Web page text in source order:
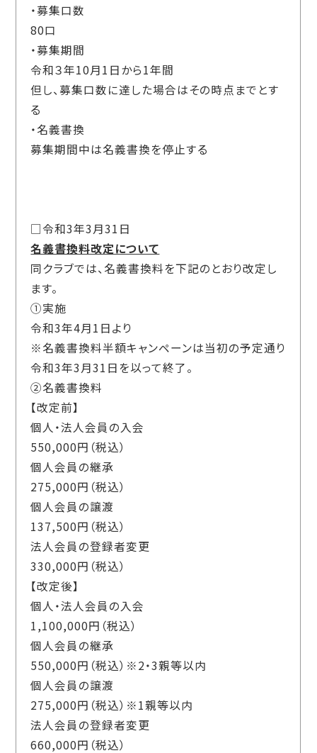
・募集口数
80口
・募集期間
令和３年10月1日から1年間
但し、募集口数に達した場合はその時点までとす
る
・名義書換
募集期間中は名義書換を停止する
□令和3年3月31日
名義書換料改定について
同クラブでは、名義書換料を下記のとおり改定し
ます。
①実施
令和3年4月1日より
※名義書換料半額キャンペーンは当初の予定通り
令和3年3月31日を以って終了。
②名義書換料
【改定前】
個人・法人会員の入会
550,000円（税込）
個人会員の継承
275,000円（税込）
個人会員の譲渡
137,500円（税込）
法人会員の登録者変更
330,000円（税込）
【改定後】
個人・法人会員の入会
1,100,000円（税込）
個人会員の継承
550,000円（税込）※2・3親等以内
個人会員の譲渡
275,000円（税込）※1親等以内
法人会員の登録者変更
660,000円（税込）